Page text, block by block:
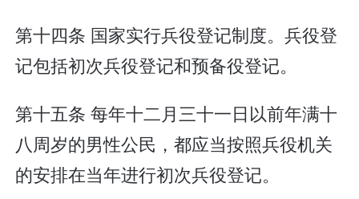
第十四条 国家实行兵役登记制度。兵役登
记包括初次兵役登记和预备役登记。
第十五条 每年十二月三十一日以前年满十
八周岁的男性公民，都应当按照兵役机关
的安排在当年进行初次兵役登记。